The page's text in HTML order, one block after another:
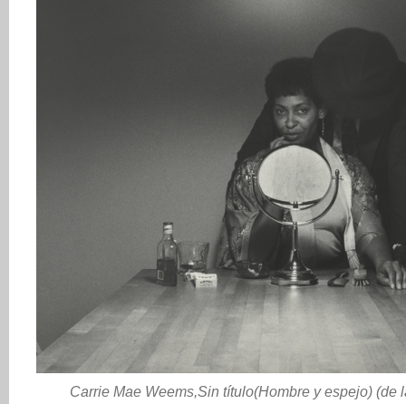
Carrie Mae Weems,Sin título(Hombre y espejo) (de